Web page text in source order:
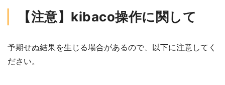
【注意】kibaco操作に関して
予期せぬ結果を生じる場合があるので、以下に注意してく
ださい。